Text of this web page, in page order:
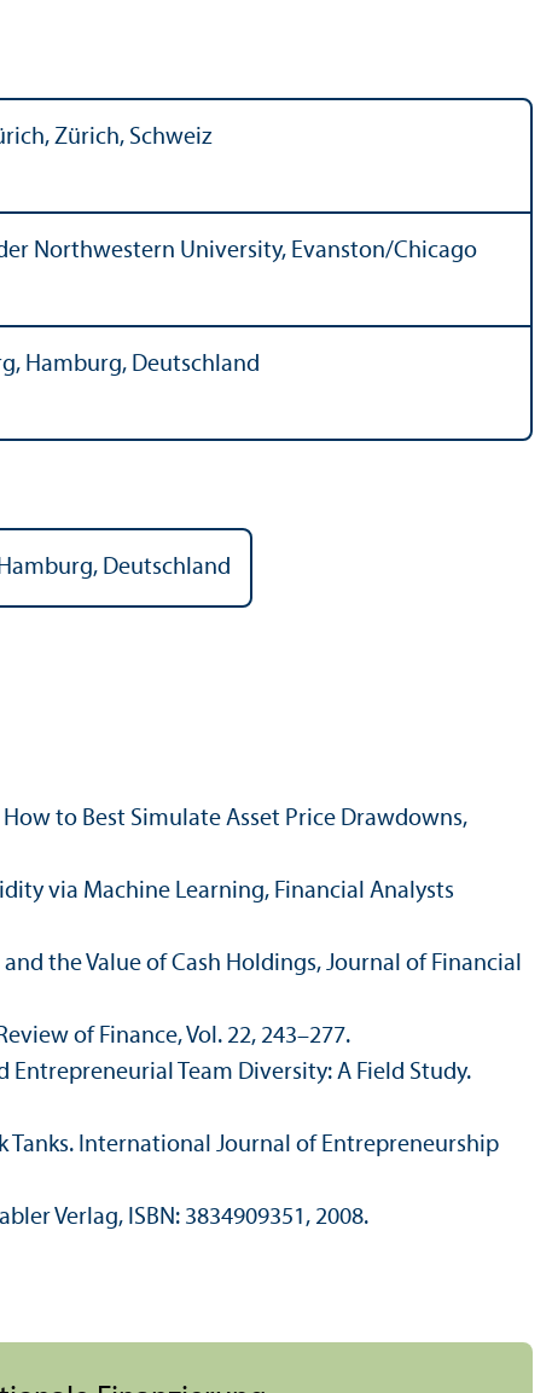
Zürich, Schweiz
Northwestern University, Evanston/Chicago
Hamburg, Deutschland
Deutschland
to Best Simulate Asset Price Drawdowns,
via Machine Learning, Financial Analysts
the Value of Cash Holdings, Journal of Financial
of Finance, Vol. 22, 243–277.
Entrepreneurial Team Diversity: A Field Study.
Tanks. International Journal of Entrepreneur­ship
Verlag, ISBN: 3834909351, 2008.